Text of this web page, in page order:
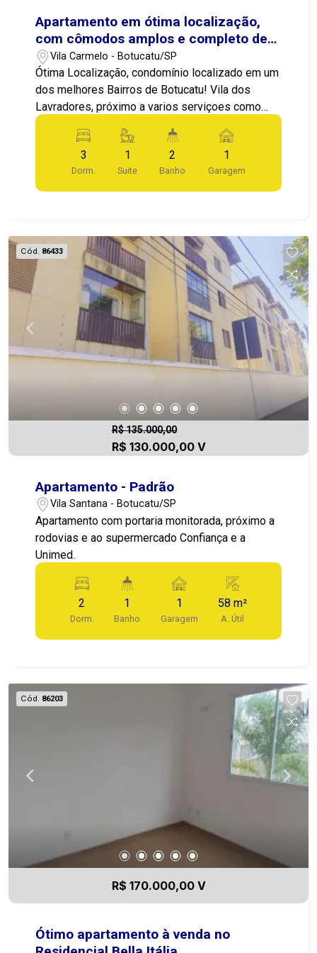
Apartamento em ótima localização,
com cômodos amplos e completo de
armários .
Vila Carmelo - Botucatu/SP
Ótima Localização, condomínio localizado em um
dos melhores Bairros de Botucatu! Vila dos
Lavradores, próximo a varios serviçoes como
bancos, lojas, farmácias, restaurantes... Ampla
Sala de estar, sala de jantar, apartamento
completo de armários planejados em todos os
dormitórios, banheiros e cozinha, sacada com
vidros e telas.
3
Dorm.
1
Suite
2
Banho
1
Garagem
Cód. 86433
R$ 135.000,00
R$ 130.000,00 V
Apartamento - Padrão
Vila Santana - Botucatu/SP
Apartamento com portaria monitorada, próximo a
rodovias e ao supermercado Confiança e a
Unimed.
2
Dorm.
1
Banho
1
Garagem
58 m²
A. Útil
Cód. 86203
R$ 170.000,00 V
Ótimo apartamento à venda no